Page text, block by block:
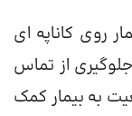
روی کاناپه ای
از تماس
به بیمار کمک